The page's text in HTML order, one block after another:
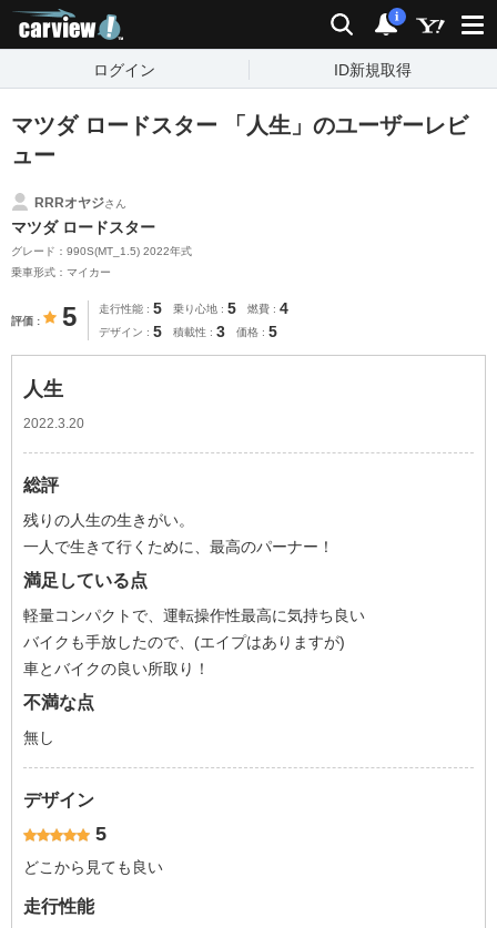
検索 通知
i
ログイン ID新規取得
マツダ ロードスター 「人生」のユーザーレビ
ュー
RRRオヤジさん
マツダ ロードスター
グレード：990S(MT_1.5) 2022年式
乗車形式：マイカー
評価 5 走行性能 5 乗り心地 5 燃費 4
デザイン 5 積載性 3 価格 5
人生
2022.3.20
総評
残りの人生の生きがい。
一人で生きて行くために、最高のパーナー！
満足している点
軽量コンパクトで、運転操作性最高に気持ち良い
バイクも手放したので、(エイプはありますが)
車とバイクの良い所取り！
不満な点
無し
デザイン
5
どこから見ても良い
走行性能